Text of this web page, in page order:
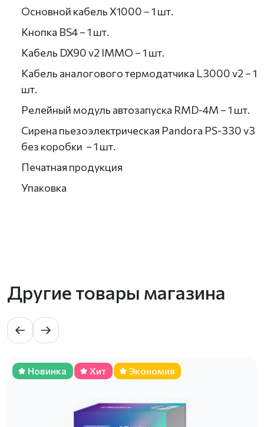
Основной кабель X1000 – 1 шт.
Кнопка BS4 – 1 шт.
Кабель DX90 v2 IMMO – 1 шт.
Кабель аналогового термодатчика L3000 v2 – 1
шт.
Релейный модуль автозапуска RMD-4M – 1 шт.
Сирена пьезоэлектрическая Pandora PS-330 v3
без коробки – 1 шт.
Печатная продукция
Упаковка
Другие товары магазина
Новинка Хит Экономия